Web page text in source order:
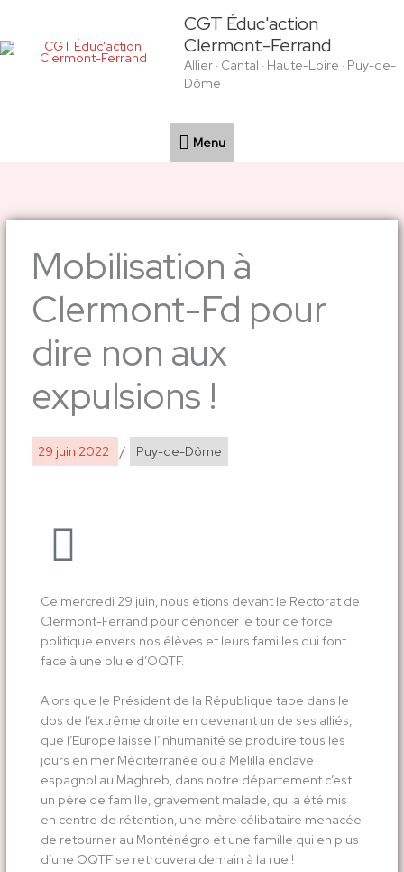
contenu
CGT Éduc'action
Clermont-Ferrand
Allier · Cantal · Haute-Loire · Puy-de-
Dôme
Menu
Menu
Mobilisation à
Clermont-Fd pour
dire non aux
expulsions !
29 juin 2022 / Puy-de-Dôme
Ce mercredi 29 juin, nous étions devant le Rectorat de
Clermont-Ferrand pour dénoncer le tour de force
politique envers nos élèves et leurs familles qui font
face à une pluie d’OQTF.
Alors que le Président de la République tape dans le
dos de l’extrême droite en devenant un de ses alliés,
que l’Europe laisse l’inhumanité se produire tous les
jours en mer Méditerranée ou à Melilla enclave
espagnol au Maghreb, dans notre département c’est
un père de famille, gravement malade, qui a été mis
en centre de rétention, une mère célibataire menacée
de retourner au Monténégro et une famille qui en plus
d’une OQTF se retrouvera demain à la rue !